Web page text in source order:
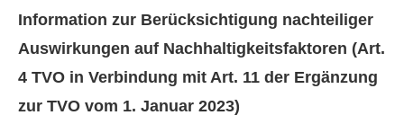
Information zur Berücksichtigung nachteiliger
Auswirkungen auf Nachhaltigkeitsfaktoren (Art.
4 TVO in Verbindung mit Art. 11 der Ergänzung
zur TVO vom 1. Januar 2023)